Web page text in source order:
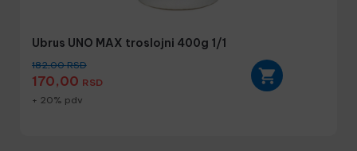
Ubrus UNO MAX troslojni 400g 1/1
182,00RSD
170,00 RSD
+ 20% pdv